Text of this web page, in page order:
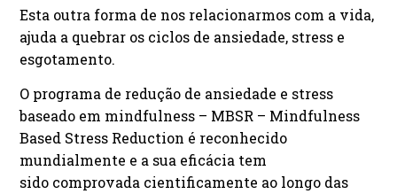
Esta outra forma de nos relacionarmos com a vida,
ajuda a quebrar os ciclos de ansiedade, stress e
esgotamento.
O programa de redução de ansiedade e stress
baseado em mindfulness – MBSR – Mindfulness
Based Stress Reduction é reconhecido
mundialmente e a sua eficácia tem
sido comprovada cientificamente ao longo das